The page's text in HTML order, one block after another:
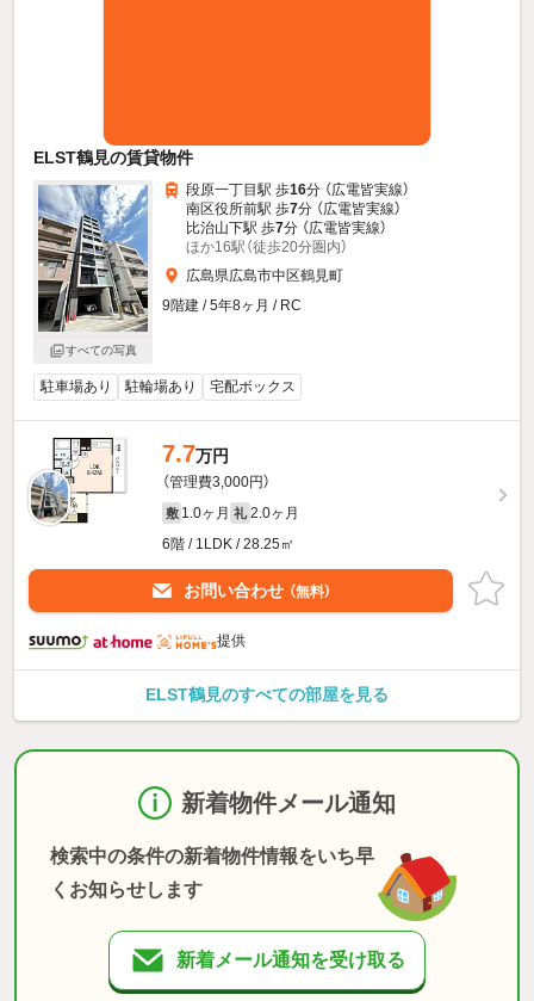
ELST鶴見の賃貸物件
すべての写真
段原一丁目駅 歩16分 （広電皆実線）
南区役所前駅 歩7分 （広電皆実線）
比治山下駅 歩7分 （広電皆実線）
ほか16駅（徒歩20分圏内）
広島県広島市中区鶴見町
9階建 / 5年8ヶ月 / RC
駐車場あり 駐輪場あり 宅配ボックス
7.7万円
（管理費3,000円）
敷 1.0ヶ月 礼 2.0ヶ月
6階 / 1LDK / 28.25㎡
お問い合わせ （無料）
提供
ELST鶴見のすべての部屋を見る
新着物件メール通知
検索中の条件の新着物件情報をいち早
くお知らせします
新着メール通知を受け取る